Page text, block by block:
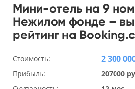
Мини-отель на 9
Нежилом фонде –
рейтинг на
Стоимость: 2 300
Прибыль:
207000